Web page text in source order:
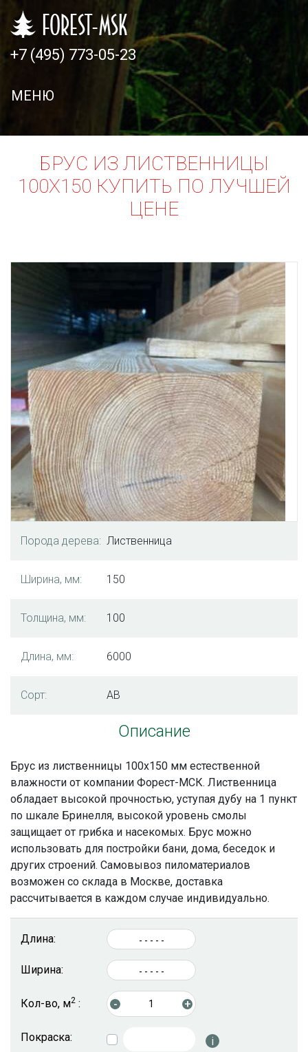
+7 (495) 773-05-23
МЕНЮ
БРУС ИЗ ЛИСТВЕННИЦЫ
100Х150 КУПИТЬ ПО ЛУЧШЕЙ
ЦЕНЕ
Порода дерева: Лиственница
Ширина, мм: 150
Толщина, мм: 100
Длина, мм: 6000
Сорт: AВ
Описание
Брус из лиственницы 100х150 мм естественной
влажности от компании Форест-МСК. Лиственница
обладает высокой прочностью, уступая дубу на 1 пункт
по шкале Бринелля, высокой уровень смолы
защищает от грибка и насекомых. Брус можно
использовать для постройки бани, дома, беседок и
других строений. Самовывоз пиломатериалов
возможен со склада в Москве, доставка
рассчитывается в каждом случае индивидуально.
Длина:
Ширина:
Кол-во, м2 : - +
Покраска:
i
Главная
Продукция
лист
Доставка
и